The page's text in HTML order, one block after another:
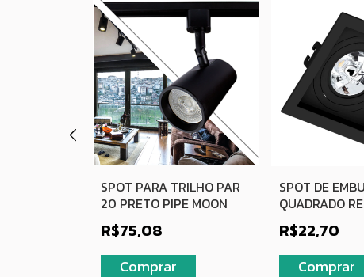
SPOT PARA TRILHO PAR
20 PRETO PIPE MOON
R$75,08
SPOT DE
QUADRADO
AR70 PRETO
R$22,70